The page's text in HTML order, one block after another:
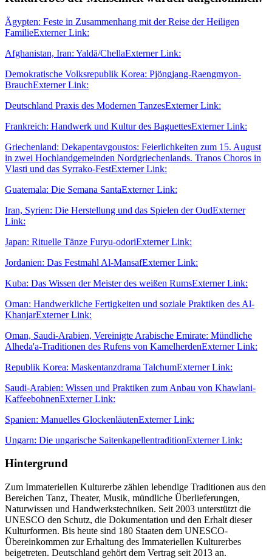
Ägypten: Feste in Zusammenhang mit der Reise der Heiligen
FamilieExterner Link:
Afghanistan, Iran: Yaldā/ChellaExterner Link:
Demokratische Volksrepublik Korea: Pjöngjang-Raengmyon-
BrauchExterner Link:
Deutschland Praxis des Modernen TanzesExterner Link:
Frankreich: Handwerk und Kultur des BaguettesExterner Link:
Griechenland: Dekapentavgoustos: Feierlichkeiten zum 15. August
in zwei Hochlandgemeinden Nordgriechenlands. Tranos Choros in
Vlasti und das Syrrako-FestExterner Link:
Guatemala: Die Semana SantaExterner Link:
Iran, Syrien: Die Herstellung und das Spielen der OudExterner
Link:
Japan: Rituelle Tänze Furyu-odoriExterner Link:
Jordanien: Das Festmahl Al-MansafExterner Link:
Kuba: Das Wissen der Meister des weißen RumsExterner Link:
Oman: Handwerkliche Fertigkeiten und soziale Praktiken des Al-
KhanjarExterner Link:
Oman, Saudi-Arabien, Vereinigte Arabische Emirate: Mündliche
Alheda'a-Traditionen des Rufens von KamelherdenExterner Link:
Republik Korea: Maskentanzdrama TalchumExterner Link:
Saudi-Arabien: Wissen und Praktiken zum Anbau von Khawlani-
KaffeebohnenExterner Link:
Spanien: Manuelles GlockenläutenExterner Link:
Ungarn: Die ungarische SaitenkapellentraditionExterner Link:
Hintergrund
Zum Immateriellen Kulturerbe zählen lebendige Traditionen aus den
Bereichen Tanz, Theater, Musik, mündliche Überlieferungen,
Naturwissen und Handwerkstechniken. Seit 2003 unterstützt die
UNESCO den Schutz, die Dokumentation und den Erhalt dieser
Kulturformen. Bis heute sind 180 Staaten dem UNESCO-
Übereinkommen zur Erhaltung des Immateriellen Kulturerbes
beigetreten. Deutschland gehört dem Vertrag seit 2013 an.